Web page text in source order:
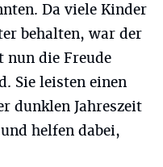
Da viele Kinder
behalten, war der
nun die Freude
Sie leisten einen
dunklen Jahreszeit
helfen dabei,